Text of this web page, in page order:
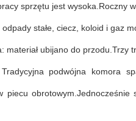
sprzętu jest wysoka.Roczny
stałe, ciecz, koloid i gaz
materiał ubijano do przodu.Trzy
podwójna komora
piecu